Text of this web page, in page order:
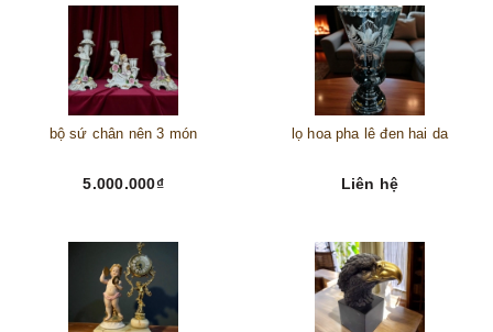
bộ sứ chân nên 3 món
5.000.000₫
lọ hoa pha lê đen hai da
Liên hệ